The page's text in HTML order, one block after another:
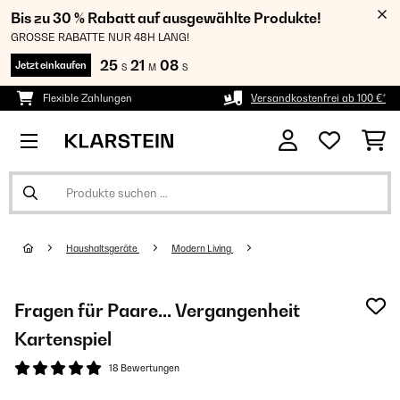
Bis zu 30 % Rabatt auf ausgewählte Produkte!
GROSSE RABATTE NUR 48H LANG!
Jetzt einkaufen 25 S 21 M 07 S
Flexible Zahlungen Versandkostenfrei ab 100 €*
Haushaltsgeräte Modern Living
Fragen für Paare... Vergangenheit
Kartenspiel
18 Bewertungen